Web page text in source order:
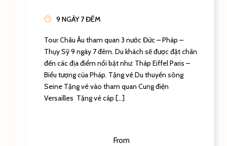
9 NGÀY 7 ĐÊM
Tour Châu Âu tham quan 3 nước Đức – Pháp –
Thụy Sỹ 9 ngày 7 đêm. Du khách sẽ được đặt chân
đến các địa điểm nổi bật như: Tháp Eiffel Paris –
Biểu tượng của Pháp. Tặng vé Du thuyền sông
Seine Tặng vé vào tham quan Cung điện
Versailles Tặng vé cáp […]
From